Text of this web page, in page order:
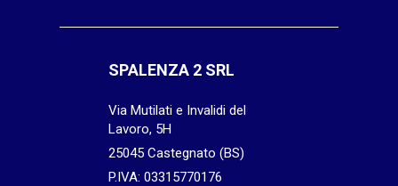
SPALENZA 2 SRL
Via Mutilati e Invalidi del
Lavoro, 5H
25045 Castegnato (BS)
P.IVA: 03315770176